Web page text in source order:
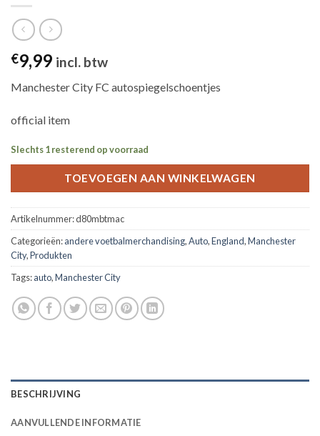
€9,99 incl. btw
Manchester City FC autospiegelschoentjes
official item
Slechts 1 resterend op voorraad
TOEVOEGEN AAN WINKELWAGEN
Artikelnummer:d80mbtmac
Categorieën:andere voetbalmerchandising,Auto,England,Manchester
City,Produkten
Tags:auto,Manchester City
BESCHRIJVING
AANVULLENDE INFORMATIE